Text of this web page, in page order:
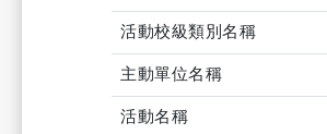
活動校級類別名稱
主動單位名稱
活動名稱